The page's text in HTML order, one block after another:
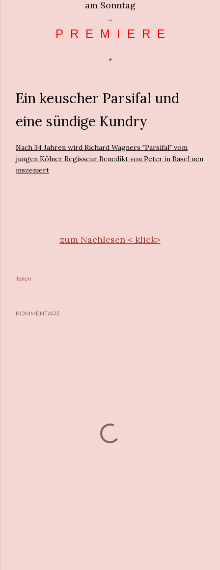
am Sonntag
...
P R E M I E R E
*
Ein keuscher Parsifal und
eine sündige Kundry
Nach 34 Jahren wird Richard Wagners "Parsifal" vom
jungen Kölner Regisseur Benedikt von Peter in Basel neu
inszeniert
zum Nachlesen < klick>
Teilen
KOMMENTARE